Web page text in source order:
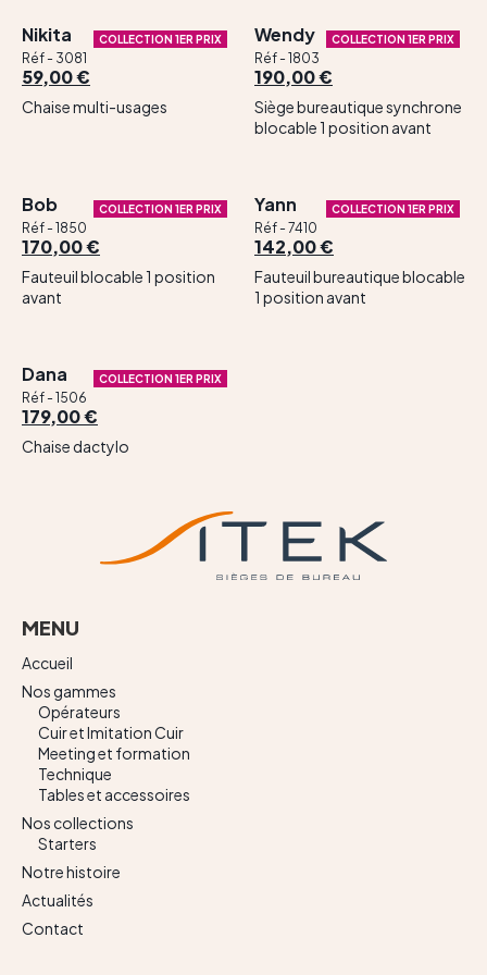
COLLECTION 1ER PRIX
Nikita
Réf - 3081
59,00 €
Chaise multi-usages
COLLECTION 1ER PRIX
Wendy
Réf - 1803
190,00 €
Siège bureautique synchrone
blocable 1 position avant
COLLECTION 1ER PRIX
Bob
Réf - 1850
170,00 €
Fauteuil blocable 1 position
avant
COLLECTION 1ER PRIX
Yann
Réf - 7410
142,00 €
Fauteuil bureautique blocable
1 position avant
COLLECTION 1ER PRIX
Dana
Réf - 1506
179,00 €
Chaise dactylo
MENU
Accueil
Nos gammes
Opérateurs
Cuir et Imitation Cuir
Meeting et formation
Technique
Tables et accessoires
Nos collections
Starters
Notre histoire
Actualités
Contact